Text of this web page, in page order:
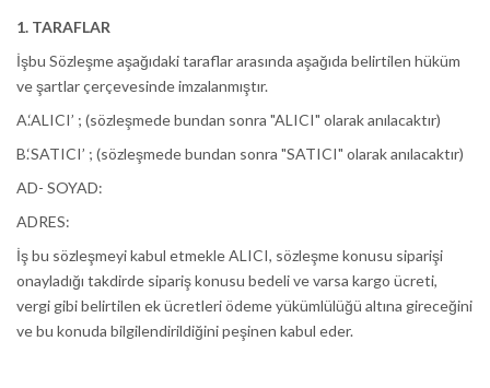
1. TARAFLAR
İşbu Sözleşme aşağıdaki taraflar arasında aşağıda belirtilen hüküm
ve şartlar çerçevesinde imzalanmıştır.
A.‘ALICI’ ; (sözleşmede bundan sonra "ALICI" olarak anılacaktır)
B.‘SATICI’ ; (sözleşmede bundan sonra "SATICI" olarak anılacaktır)
AD- SOYAD:
ADRES:
İş bu sözleşmeyi kabul etmekle ALICI, sözleşme konusu siparişi
onayladığı takdirde sipariş konusu bedeli ve varsa kargo ücreti,
vergi gibi belirtilen ek ücretleri ödeme yükümlülüğü altına gireceğini
ve bu konuda bilgilendirildiğini peşinen kabul eder.